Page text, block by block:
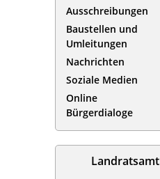
Ausschreibungen
Baustellen und
Umleitungen
Nachrichten
Soziale Medien
Online
Bürgerdialoge
Landratsamt